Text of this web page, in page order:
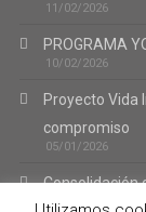
11/02/2026
PROGRAMA
10/02/2026
Proyecto Vida
compromiso
05/01/2026
Consolidación
02/01/2026